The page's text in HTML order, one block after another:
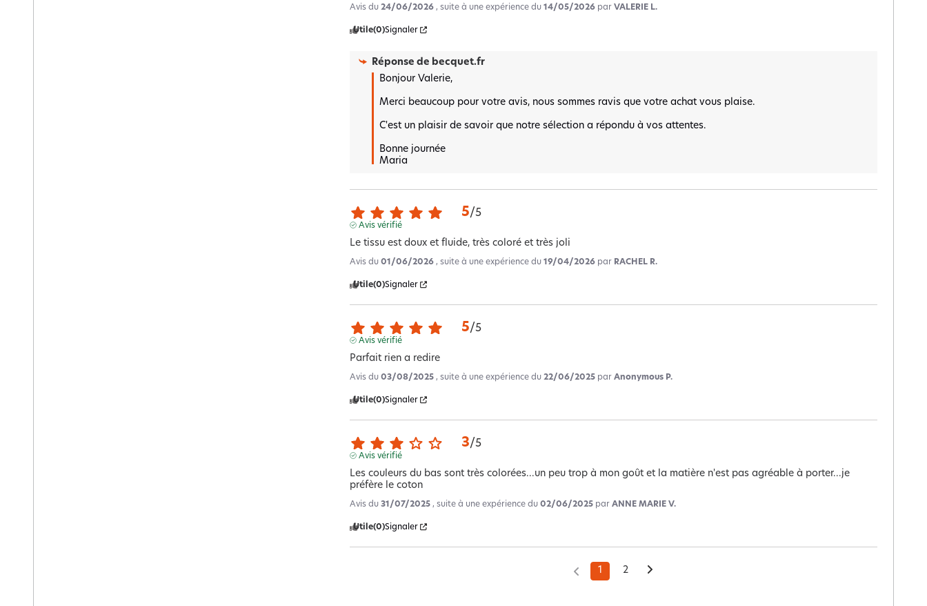
Avis du24/06/2026 , suite à une expérience du14/05/2026 parVALERIE L.
Utile(0)Signaler
Réponse de becquet.fr
Bonjour Valerie,
Merci beaucoup pour votre avis, nous sommes ravis que votre achat vous plaise.
C'est un plaisir de savoir que notre sélection a répondu à vos attentes.
Bonne journée
Maria
5/5
Avis vérifié
Le tissu est doux et fluide, très coloré et très joli
Avis du01/06/2026 , suite à une expérience du19/04/2026 par RACHEL R.
Utile(0)Signaler
5/5
Avis vérifié
Parfait rien a redire
Avis du03/08/2025 , suite à une expérience du22/06/2025 parAnonymous P.
Utile(0)Signaler
3/5
Avis vérifié
Les couleurs du bas sont très colorées...un peu trop à mon goût et la matière n'est pas agréable à porter...je
préfère le coton
Avis du31/07/2025 , suite à une expérience du02/06/2025 parANNE MARIE V.
Utile(0)Signaler
1 2